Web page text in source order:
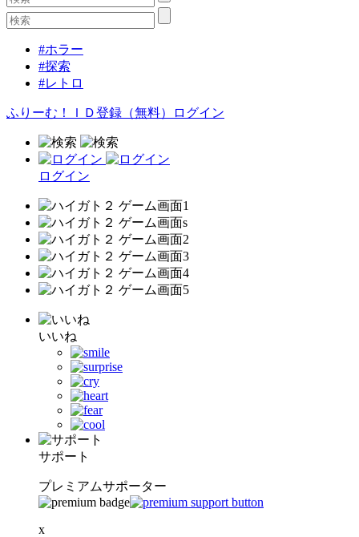
#ホラー
#探索
#レトロ
ふりーむ！ＩＤ登録（無料） ログイン
ログイン
いいね
サポート
プレミアムサポーター
x